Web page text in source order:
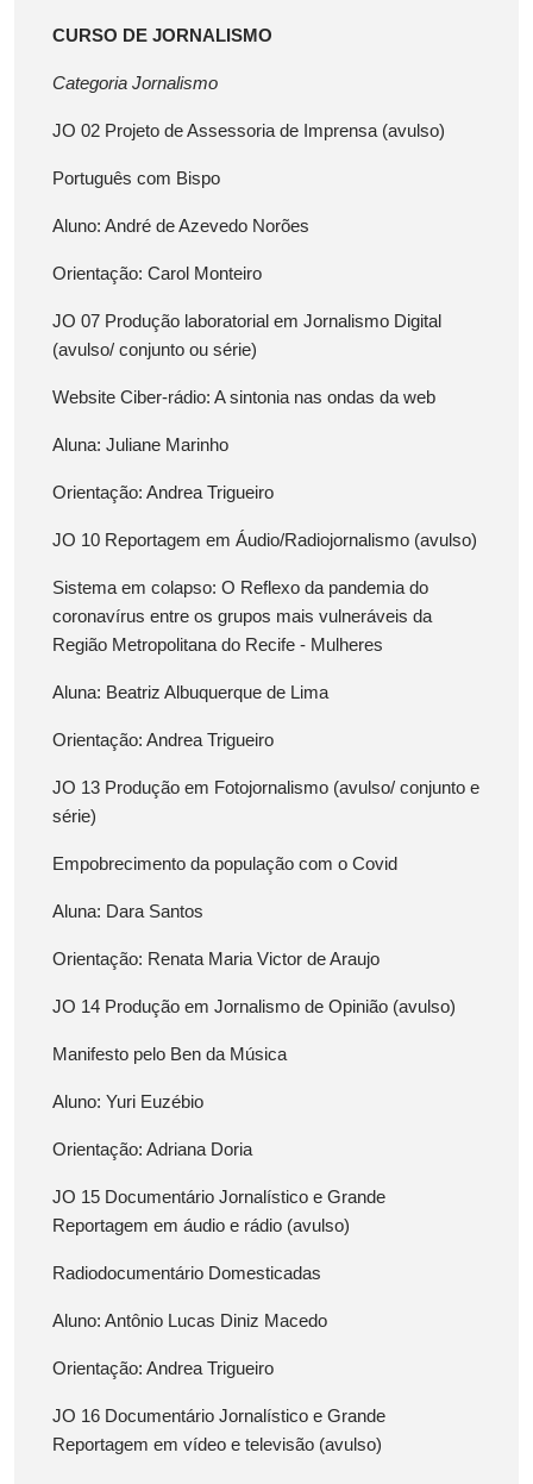
CURSO DE JORNALISMO
Categoria Jornalismo
JO 02 Projeto de Assessoria de Imprensa (avulso)
Português com Bispo
Aluno: André de Azevedo Norões
Orientação: Carol Monteiro
JO 07 Produção laboratorial em Jornalismo Digital
(avulso/ conjunto ou série)
Website Ciber-rádio: A sintonia nas ondas da web
Aluna: Juliane Marinho
Orientação: Andrea Trigueiro
JO 10 Reportagem em Áudio/Radiojornalismo (avulso)
Sistema em colapso: O Reflexo da pandemia do
coronavírus entre os grupos mais vulneráveis da
Região Metropolitana do Recife - Mulheres
Aluna: Beatriz Albuquerque de Lima
Orientação: Andrea Trigueiro
JO 13 Produção em Fotojornalismo (avulso/ conjunto e
série)
Empobrecimento da população com o Covid
Aluna: Dara Santos
Orientação: Renata Maria Victor de Araujo
JO 14 Produção em Jornalismo de Opinião (avulso)
Manifesto pelo Ben da Música
Aluno: Yuri Euzébio
Orientação: Adriana Doria
JO 15 Documentário Jornalístico e Grande
Reportagem em áudio e rádio (avulso)
Radiodocumentário Domesticadas
Aluno: Antônio Lucas Diniz Macedo
Orientação: Andrea Trigueiro
JO 16 Documentário Jornalístico e Grande
Reportagem em vídeo e televisão (avulso)